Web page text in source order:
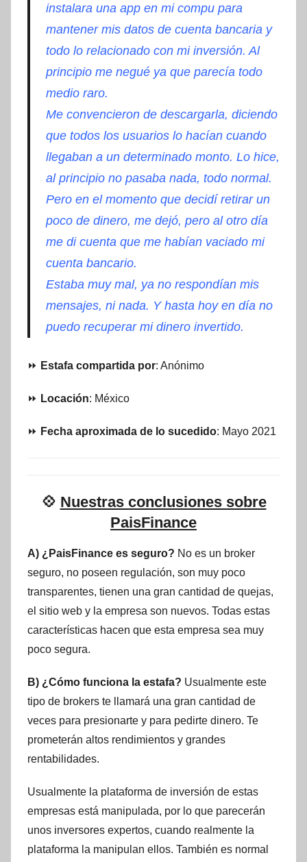
instalara una app en mi compu para
mantener mis datos de cuenta bancaria y
todo lo relacionado con mi inversión. Al
principio me negué ya que parecía todo
medio raro.
Me convencieron de descargarla, diciendo
que todos los usuarios lo hacían cuando
llegaban a un determinado monto. Lo hice,
al principio no pasaba nada, todo normal.
Pero en el momento que decidí retirar un
poco de dinero, me dejó, pero al otro día
me di cuenta que me habían vaciado mi
cuenta bancario.
Estaba muy mal, ya no respondían mis
mensajes, ni nada. Y hasta hoy en día no
puedo recuperar mi dinero invertido.
⏩ Estafa compartida por: Anónimo
⏩ Locación: México
⏩ Fecha aproximada de lo sucedido: Mayo 2021
💠 Nuestras conclusiones sobre
PaisFinance
A) ¿PaisFinance es seguro? No es un broker
seguro, no poseen regulación, son muy poco
transparentes, tienen una gran cantidad de quejas,
el sitio web y la empresa son nuevos. Todas estas
características hacen que esta empresa sea muy
poco segura.
B) ¿Cómo funciona la estafa? Usualmente este
tipo de brokers te llamará una gran cantidad de
veces para presionarte y para pedirte dinero. Te
prometerán altos rendimientos y grandes
rentabilidades.
Usualmente la plataforma de inversión de estas
empresas está manipulada, por lo que parecerán
unos inversores expertos, cuando realmente la
plataforma la manipulan ellos. También es normal